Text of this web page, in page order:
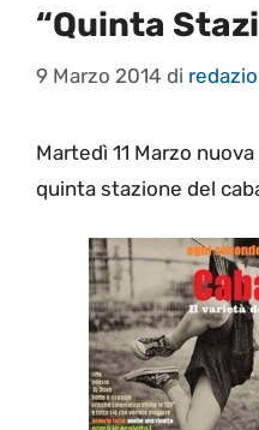
“Quinta
9 Marzo 2014 di
Martedì 11 Marzo
quinta stazione del